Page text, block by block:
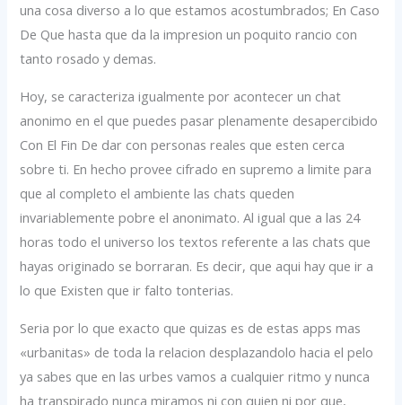
una cosa diverso a lo que estamos acostumbrados; En Caso
De Que hasta que da la impresion un poquito rancio con
tanto rosado y demas.
Hoy, se caracteriza igualmente por acontecer un chat
anonimo en el que puedes pasar plenamente desapercibido
Con El Fin De dar con personas reales que esten cerca
sobre ti. En hecho provee cifrado en supremo a limite para
que al completo el ambiente las chats queden
invariablemente pobre el anonimato. Al igual que a las 24
horas todo el universo los textos referente a las chats que
hayas originado se borraran. Es decir, que aqui hay que ir a
lo que Existen que ir falto tonterias.
Seri­a por lo que exacto que quizas es de estas apps mas
«urbanitas» de toda la relacion desplazandolo hacia el pelo
ya sabes que en las urbes vamos a cualquier ritmo y nunca
ha transpirado nunca miramos ni con quien ni por que,